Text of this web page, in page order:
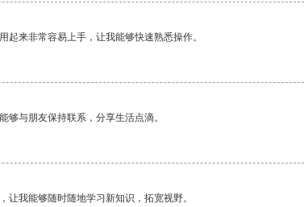
起来非常容易上手，让我能够快速熟悉操作。
够与朋友保持联系，分享生活点滴。
让我能够随时随地学习新知识，拓宽视野。